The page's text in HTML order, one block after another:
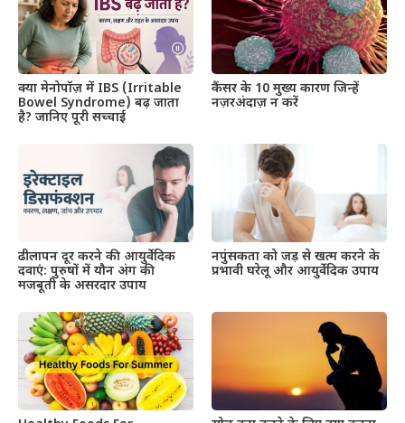
क्या मेनोपॉज़ में IBS (Irritable
Bowel Syndrome) बढ़ जाता
है? जानिए पूरी सच्चाई
कैंसर के 10 मुख्य कारण जिन्हें
नज़रअंदाज़ न करें
ढीलापन दूर करने की आयुर्वेदिक
दवाएं: पुरुषों में यौन अंग की
मजबूती के असरदार उपाय
नपुंसकता को जड़ से खत्म करने के
प्रभावी घरेलू और आयुर्वेदिक उपाय​